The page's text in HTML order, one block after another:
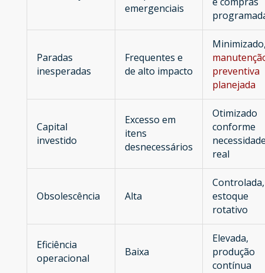
emergenciais
Paradas
inesperadas
Frequentes e
de alto impacto
preventiva
planejada
Capital
investido
Excesso em
itens
desnecessários
Otimizado
conforme
real
Obsolescência Alta
Controlada,
estoque
rotativo
Eficiência
operacional
Baixa
Elevada,
produção
contínua